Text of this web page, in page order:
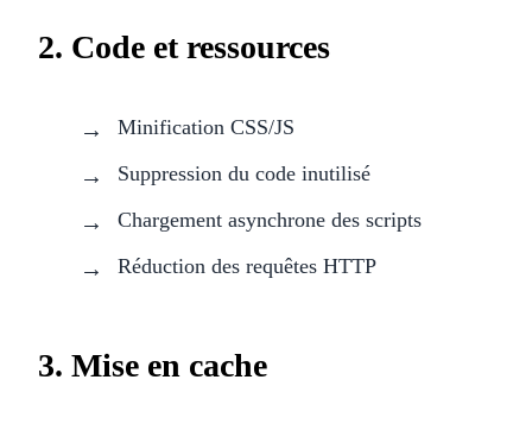
2. Code et ressources
Minification CSS/JS
Suppression du code inutilisé
Chargement asynchrone des scripts
Réduction des requêtes HTTP
3. Mise en cache